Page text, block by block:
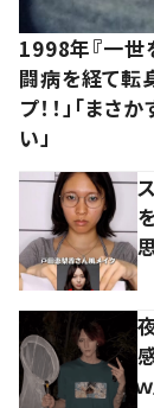
1998年『一世
闘病を経て転
プ！！」「まさ
い」